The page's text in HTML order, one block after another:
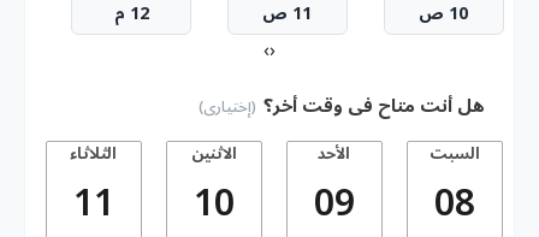
10 ص 11 ص 12 م
‹
›
هل أنت متاح فى وقت أخر؟ (إختيارى)
السبت
08
الأحد
09
الاثنين
10
الثلاثاء
11